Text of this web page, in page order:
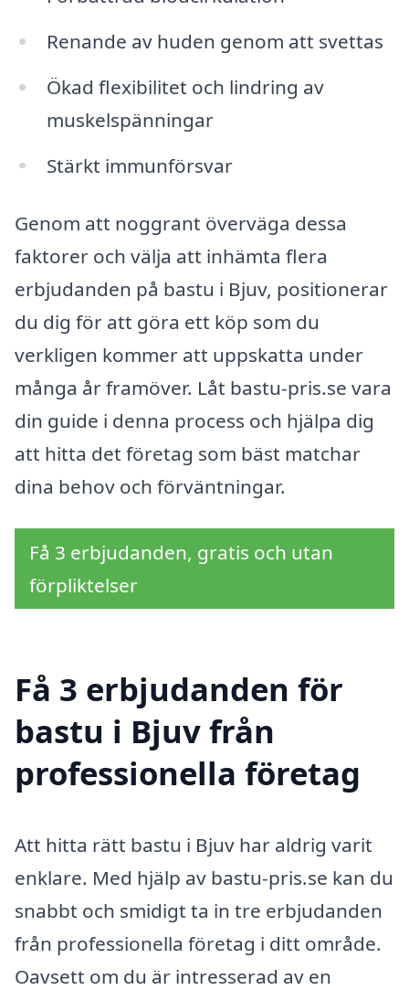
Renande av huden genom att svettas
Ökad flexibilitet och lindring av
muskelspänningar
Stärkt immunförsvar
Genom att noggrant överväga dessa
faktorer och välja att inhämta flera
erbjudanden på bastu i Bjuv, positionerar
du dig för att göra ett köp som du
verkligen kommer att uppskatta under
många år framöver. Låt bastu-pris.se vara
din guide i denna process och hjälpa dig
att hitta det företag som bäst matchar
dina behov och förväntningar.
Få 3 erbjudanden, gratis och utan
förpliktelser
Få 3 erbjudanden för
bastu i Bjuv från
professionella företag
Att hitta rätt bastu i Bjuv har aldrig varit
enklare. Med hjälp av bastu-pris.se kan du
snabbt och smidigt ta in tre erbjudanden
från professionella företag i ditt område.
Oavsett om du är intresserad av en